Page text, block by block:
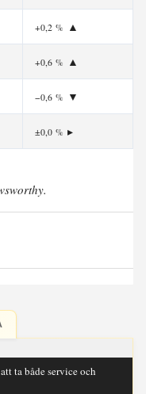
+0,2 % ▲
+0,6 % ▲
−0,6 % ▼
±0,0 % ▸
ta både service och